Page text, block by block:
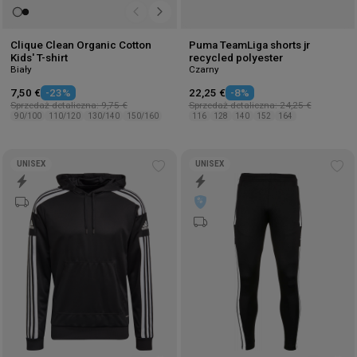
Clique Clean Organic Cotton
Kids' T-shirt
Biały
7,50 € -23%
Sprzedaż detaliczna: 9,75 €
90/100 110/120 130/140 150/160
Puma TeamLiga shorts jr
recycled polyester
Czarny
22,25 € -8%
Sprzedaż detaliczna: 24,25 €
116 128 140 152 164
wishlist
UNISEX UNISEX